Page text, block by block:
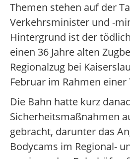
Themen stehen auf der
Verkehrsminister und -
Hintergrund ist der
einen 36 Jahre alten
Regionalzug bei
Februar im Rahmen
Die Bahn hatte kurz
Sicherheitsmaßnahmen
gebracht, darunter das
Bodycams im Regional-